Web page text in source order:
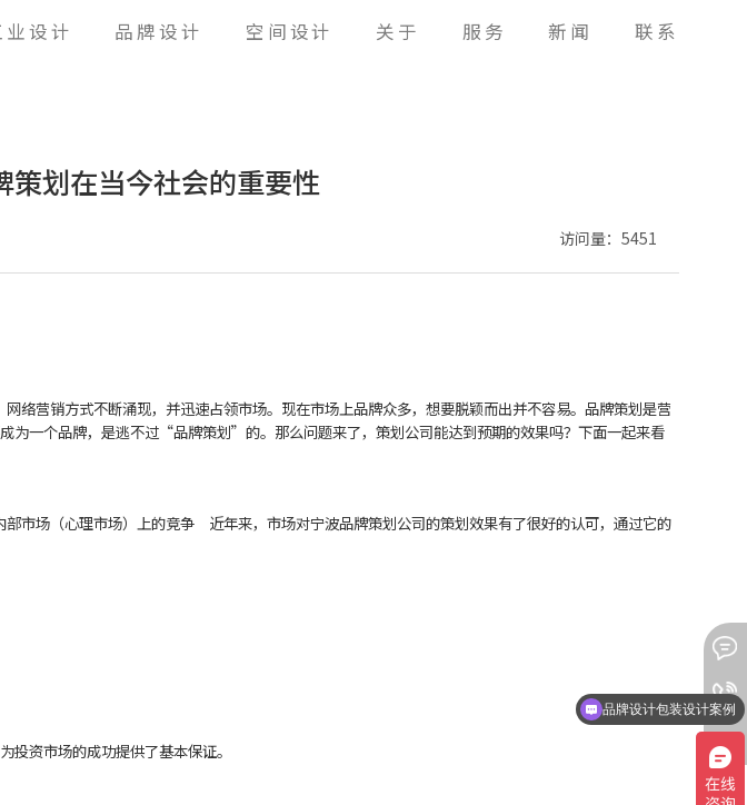
业设计 品牌设计 空间设计 关于 服务 新闻 联系
策划在当今社会的重要性
访问量：5451
营销方式不断涌现，并迅速占领市场。现在市场上品牌众多，想要脱颖而出并不容易。品牌策划是营
为一个品牌，是逃不过“品牌策划”的。那么问题来了，策划公司能达到预期的效果吗？下面一起来看
市场（心理市场）上的竞争 近年来，市场对宁波品牌策划公司的策划效果有了很好的认可，通过它的
资市场的成功提供了基本保证。
品牌设计包装设计案例